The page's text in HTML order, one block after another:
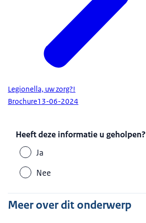
Legionella, uw zorg?!
Brochure13-06-2024
Heeft deze informatie u geholpen?
Ja
Nee
Meer over dit onderwerp